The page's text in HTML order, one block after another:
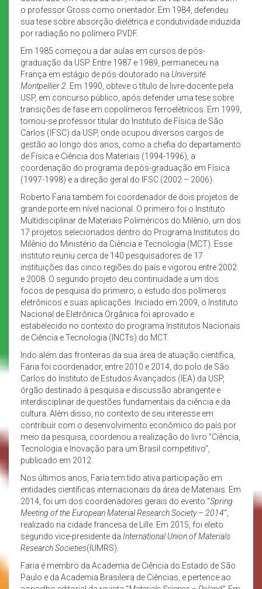
o professor Gross como orientador. Em 1984, defendeu
sua tese sobre absorção dielétrica e condutividade induzida
por radiação no polímero PVDF.
Em 1985 começou a dar aulas em cursos de pós-
graduação da USP. Entre 1987 e 1989, permaneceu na
França em estágio de pós-doutorado na Université
Montpellier 2 . Em 1990, obteve o título de livre-docente pela
USP, em concurso público, após defender uma tese sobre
transições de fase em copolímeros ferroelétricos. Em 1999,
tornou-se professor titular do Instituto de Física de São
Carlos (IFSC) da USP, onde ocupou diversos cargos de
gestão ao longo dos anos, como a chefia do departamento
de Física e Ciência dos Materiais (1994-1996), a
coordenação do programa de pós-graduação em Física
(1997-1998) e a direção geral do IFSC (2002 – 2006).
Roberto Faria também foi coordenador de dois projetos de
grande porte em nível nacional. O primeiro foi o Instituto
Multidisciplinar de Materiais Poliméricos do Milênio, um dos
17 projetos selecionados dentro do Programa Institutos do
Milênio do Ministério da Ciência e Tecnologia (MCT). Esse
instituto reuniu cerca de 140 pesquisadores de 17
instituições das cinco regiões do país e vigorou entre 2002
e 2008. O segundo projeto deu continuidade a um dos
focos de pesquisa do primeiro, o estudo dos polímeros
eletrônicos e suas aplicações. Iniciado em 2009, o Instituto
Nacional de Eletrônica Orgânica foi aprovado e
estabelecido no contexto do programa Institutos Nacionais
de Ciência e Tecnologia (INCTs) do MCT.
Indo além das fronteiras da sua área de atuação científica,
Faria foi coordenador, entre 2010 e 2014, do polo de São
Carlos do Instituto de Estudos Avançados (IEA) da USP,
órgão destinado à pesquisa e discussão abrangente e
interdisciplinar de questões fundamentais da ciência e da
cultura. Além disso, no contexto de seu interesse em
contribuir com o desenvolvimento econômico do país por
meio da pesquisa, coordenou a realização do livro “Ciência,
Tecnologia e Inovação para um Brasil competitivo”,
publicado em 2012.
Nos últimos anos, Faria tem tido ativa participação em
entidades científicas internacionais da área de Materiais. Em
2014, foi um dos coordenadores gerais do evento “Spring
Meeting of the European Material Research Society – 2014“,
realizado na cidade francesa de Lille. Em 2015, foi eleito
segundo vice-presidente da International Union of Materials
Research Societies(IUMRS).
Faria é membro da Academia de Ciência do Estado de São
Paulo e da Academia Brasileira de Ciências, e pertence ao